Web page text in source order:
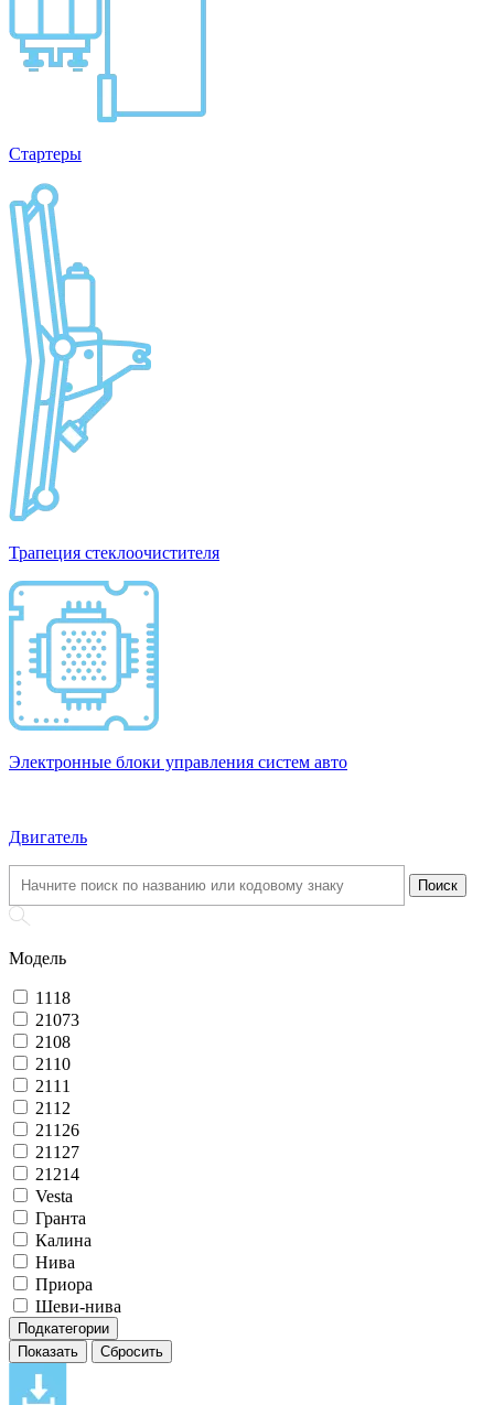
Стартеры
Трапеция стеклоочистителя
Электронные блоки управления систем авто
Двигатель
Модель
1118
21073
2108
2110
2111
2112
21126
21127
21214
Vesta
Гранта
Калина
Нива
Приора
Шеви-нива
Подкатегории